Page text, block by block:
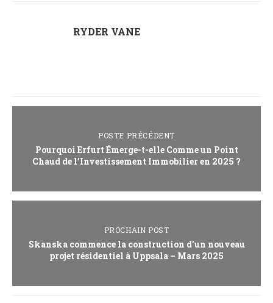
RYDER VANE
POSTE PRÉCÉDENT
Pourquoi Erfurt Émerge-t-elle Comme un Point
Chaud de l’Investissement Immobilier en 2025 ?
PROCHAIN POST
Skanska commence la construction d’un nouveau
projet résidentiel à Uppsala – Mars 2025